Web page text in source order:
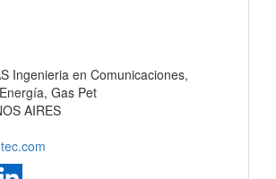
Ingenieria en Comunicaciones,
Gas Pet
AIRES